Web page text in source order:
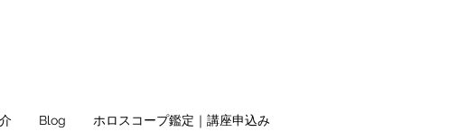
Blog ホロスコープ鑑定｜講座申込み